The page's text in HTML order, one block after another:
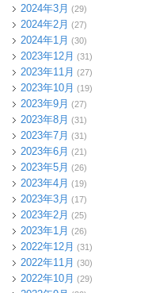
2024年3月 (29)
2024年2月 (27)
2024年1月 (30)
2023年12月 (31)
2023年11月 (27)
2023年10月 (19)
2023年9月 (27)
2023年8月 (31)
2023年7月 (31)
2023年6月 (21)
2023年5月 (26)
2023年4月 (19)
2023年3月 (17)
2023年2月 (25)
2023年1月 (26)
2022年12月 (31)
2022年11月 (30)
2022年10月 (29)